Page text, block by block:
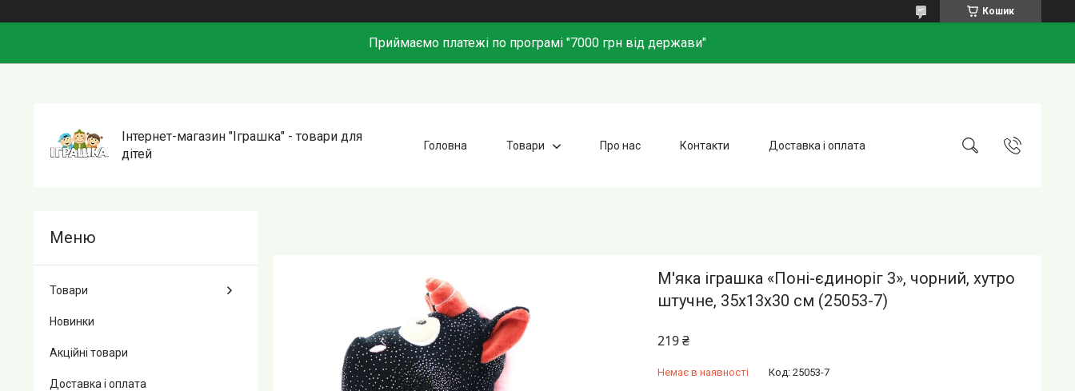
Кошик
Приймаємо платежі по програмі "7000 грн від держави"
Інтернет-магазин "Іграшка" - товари для
дітей
Головна Товари Про нас Контакти Доставка і оплата
М'яка іграшка «Поні-єдиноріг 3», чорний, хутро
штучне, 35х13х30 см (25053-7)
219 ₴
Немає в наявності Код: 25053-7
Товари
Новинки
Акційні товари
Доставка і оплата